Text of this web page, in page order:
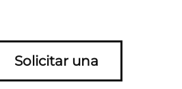
Solicitar una